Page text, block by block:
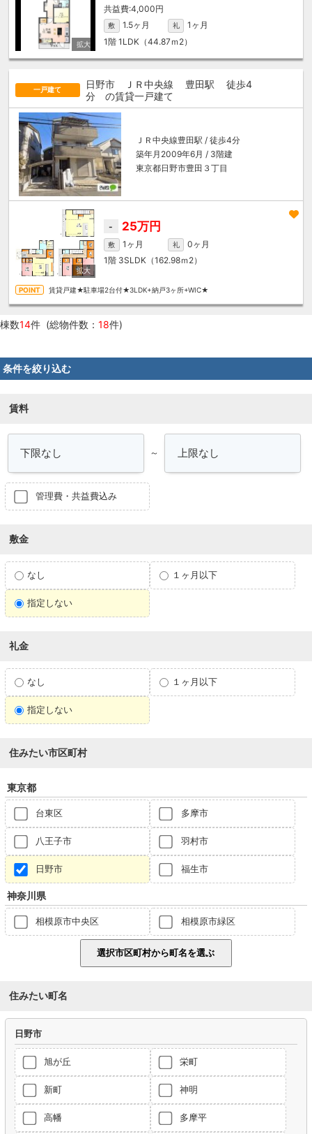
4,000円
敷 1.5ヶ月 礼
1ヶ月
1階 1LDK（44.87ｍ 2）
一戸建て 日野市 ＪＲ中央線 豊田駅
徒歩4
分 の賃貸一戸建て
ＪＲ中央線豊田駅 / 徒歩4分
築年月2009年6月 / 3階建
東京都日野市豊田３丁目
- 25万円
敷 1ヶ月 礼
0ヶ月
1階 3SLDK（162.98ｍ 2）
賃貸戸建★駐車場2台付★3LDK+納戸3ヶ所+WIC★
棟数14件 (総物件数： 18件)
条件を絞り込む
賃料
～
管理費・共益費込み
敷金
なし １ヶ月以下
指定しない
礼金
なし １ヶ月以下
指定しない
住みたい市区町村
東京都
台東区 多摩市
八王子市 羽村市
日野市 福生市
神奈川県
相模原市中央区 相模原市緑区
住みたい町名
日野市
旭が丘 栄町
新町 神明
高幡 多摩平